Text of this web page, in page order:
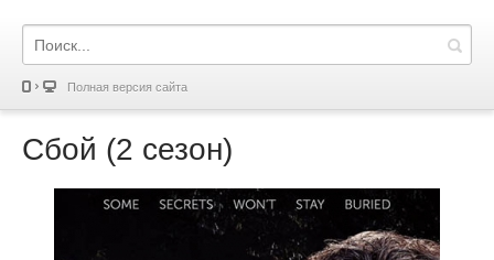
Полная версия сайта
Сбой (2 сезон)